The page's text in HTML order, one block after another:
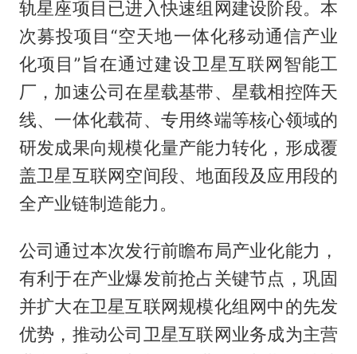
轨星座项目已进入快速组网建设阶段。本
次募投项目“空天地一体化移动通信产业
化项目”旨在通过建设卫星互联网智能工
厂，加速公司在星载基带、星载相控阵天
线、一体化载荷、专用终端等核心领域的
研发成果向规模化量产能力转化，形成覆
盖卫星互联网空间段、地面段及应用段的
全产业链制造能力。
公司通过本次发行前瞻布局产业化能力，
有利于在产业爆发前抢占关键节点，巩固
并扩大在卫星互联网规模化组网中的先发
优势，推动公司卫星互联网业务成为主营